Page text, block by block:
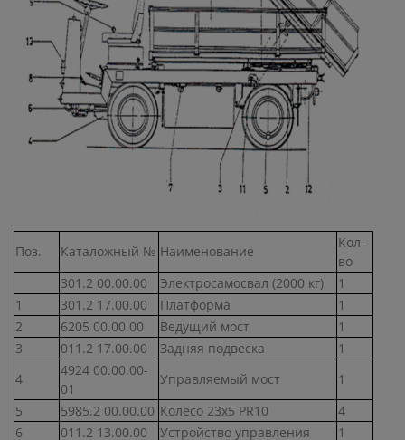
Поз. Каталожный № Наименование
Кол-
во
301.2 00.00.00
Электросамосвал (2000 кг)
1
1
301.2 17.00.00 Платформа
1
2
6205 00.00.00 Ведущий мост
1
3
011.2 17.00.00 Задняя подвеска
1
4
4924 00.00.00-
01
Управляемый мост
1
5
5985.2 00.00.00 Колесо 23х5 PR10
4
6
011.2 13.00.00 Устройство управления
1